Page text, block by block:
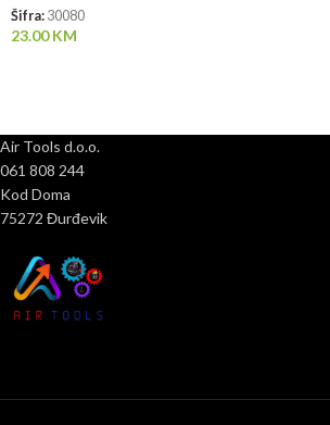
Šifra: 30080
23.00KM
Air Tools d.o.o.
061 808 244
Kod Doma
75272 Đurđevik